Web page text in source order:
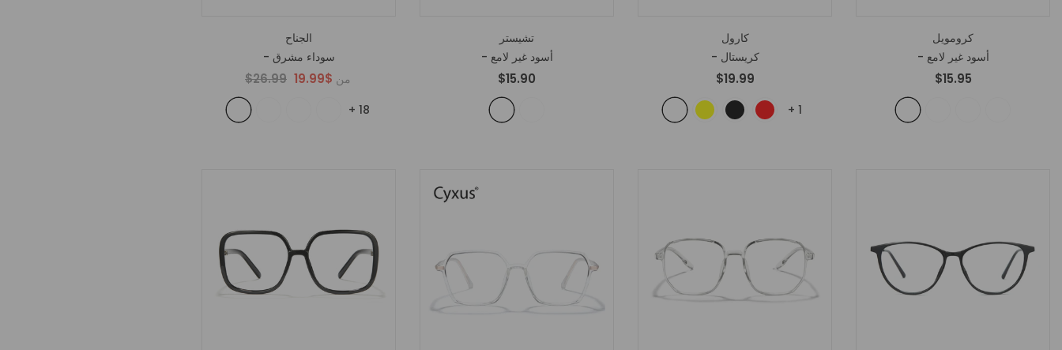
الجناح
- سوداء مشرق
$26.99 من $19.99
+ 18
تشيستر
- أسود غير لامع
$15.90
كارول
- كريستال
$19.99
+ 1
كرومويل
- أسود غير لامع
$15.95